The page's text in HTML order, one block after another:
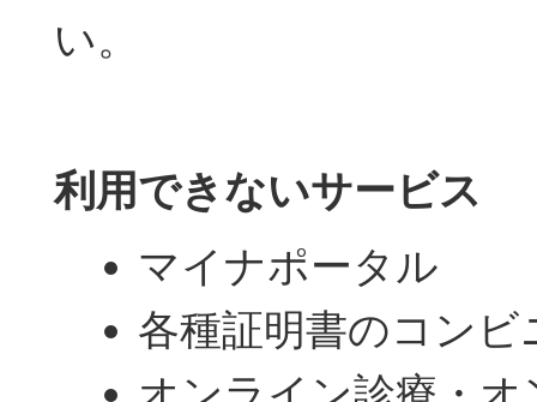
い。
利用できないサービス
マイナポータル
各種証明書のコンビ